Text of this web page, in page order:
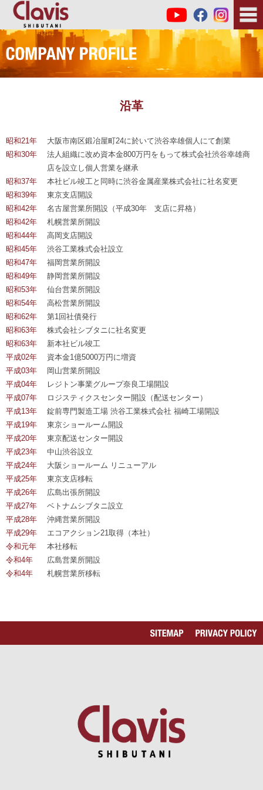
沿革
昭和21年
大阪市南区鍛冶屋町24に於いて渋谷幸雄個人にて創業
昭和30年
法人組織に改め資本金800万円をもって株式会社渋谷幸雄商
店を設立し個人営業を継承
昭和37年
本社ビル竣工と同時に渋谷金属産業株式会社に社名変更
昭和39年
東京支店開設
昭和42年
名古屋営業所開設（平成30年 支店に昇格）
昭和42年
札幌営業所開設
昭和44年
高岡支店開設
昭和45年
渋谷工業株式会社設立
昭和47年
福岡営業所開設
昭和49年
静岡営業所開設
昭和53年
仙台営業所開設
昭和54年
高松営業所開設
昭和62年
第1回社債発行
昭和63年
株式会社シブタニに社名変更
昭和63年
新本社ビル竣工
平成02年
資本金1億5000万円に増資
平成03年
岡山営業所開設
平成04年
レジトン事業グループ奈良工場開設
平成07年
ロジスティクスセンター開設（配送センター）
平成13年
錠前専門製造工場 渋谷工業株式会社 福崎工場開設
平成19年
東京ショールーム開設
平成20年
東京配送センター開設
平成23年
中山渋谷設立
平成24年
大阪ショールーム リニューアル
平成25年
東京支店移転
平成26年
広島出張所開設
平成27年
ベトナムシブタニ設立
平成28年
沖縄営業所開設
平成29年
エコアクション21取得（本社）
令和元年
本社移転
令和4年
広島営業所開設
令和4年
札幌営業所移転